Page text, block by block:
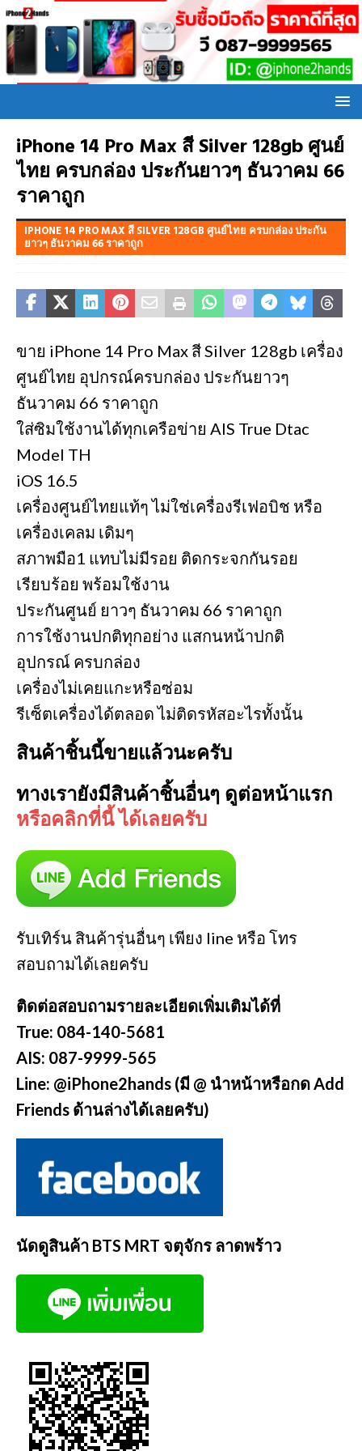
iPhone 14 Pro Max สี Silver 128gb ศูนย์
ไทย ครบกล่อง ประกันยาวๆ ธันวาคม 66
ราคาถูก
IPHONE 14 PRO MAX สี SILVER 128GB ศูนย์ไทย ครบกล่อง ประกัน
ยาวๆ ธันวาคม 66 ราคาถูก
ขาย iPhone 14 Pro Max สี Silver 128gb เครื่อง
ศูนย์ไทย อุปกรณ์ครบกล่อง ประกันยาวๆ
ธันวาคม 66 ราคาถูก
ใส่ซิมใช้งานได้ทุกเครือข่าย AIS True Dtac
Model TH
iOS 16.5
เครื่องศูนย์ไทยแท้ๆ ไม่ใช่เครื่องรีเฟอบิช หรือ
เครื่องเคลม เดิมๆ
สภาพมือ1 แทบไม่มีรอย ติดกระจกกันรอย
เรียบร้อย พร้อมใช้งาน
ประกันศูนย์ ยาวๆ ธันวาคม 66 ราคาถูก
การใช้งานปกติทุกอย่าง แสกนหน้าปกติ
อุปกรณ์ ครบกล่อง
เครื่องไม่เคยแกะหรือซ่อม
รีเซ็ตเครื่องได้ตลอด ไม่ติดรหัสอะไรทั้งนั้น
สินค้าชิ้นนี้ขายแล้วนะครับ
ทางเรายังมีสินค้าชิ้นอื่นๆ ดูต่อหน้าแรก
หรือคลิกที่นี้ ได้เลยครับ
รับเทิร์น สินค้ารุ่นอื่นๆ เพียง line หรือ โทร
สอบถามได้เลยครับ
ติดต่อสอบถามรายละเอียดเพิ่มเติมได้ที่
True: 084-140-5681
AIS: 087-9999-565
Line: @iPhone2hands (มี @ นำหน้าหรือกด Add
Friends ด้านล่างได้เลยครับ)
นัดดูสินค้า BTS MRT จตุจักร ลาดพร้าว